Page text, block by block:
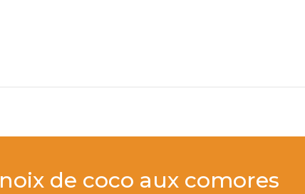
de coco aux comores